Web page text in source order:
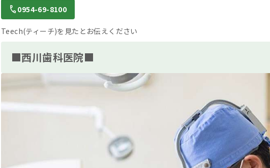
0954-69-8100
Teech(ティーチ)を見たとお伝えください
■西川歯科医院■